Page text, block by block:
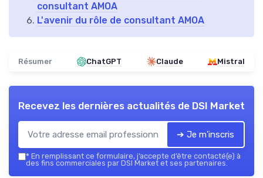
consultant AMOA
L'avenir du rôle de consultant AMOA
Résumer ChatGPT Claude Mistral
Recevez les dernières actualités de DSI Market
➔ Je m'inscris
* En remplissant ce formulaire, j’accepte d’être contacté(e) à
des fins commerciales par DSI Market et ses partenaires.